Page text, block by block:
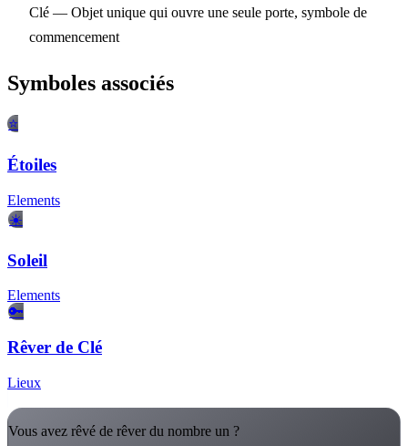
Clé — Objet unique qui ouvre une seule porte, symbole de
commencement
Symboles associés
⭐
Étoiles
Elements
☀️
Soleil
Elements
🔑
Rêver de Clé
Lieux
Vous avez rêvé de rêver du nombre un ?